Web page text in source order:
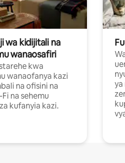
wa kidijitali na
wanaosafiri
kwa
wanaofanya kazi
na ofisini na
na sehemu
kufanyia kazi.
ya